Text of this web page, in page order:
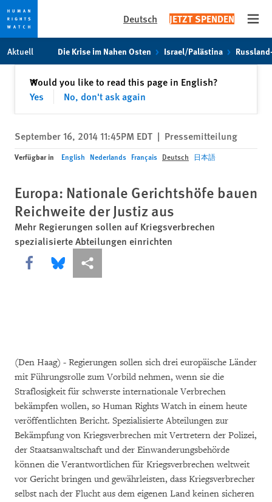
Skip
to
Skip
to
content
Deutsch JETZT SPENDEN
Aktuell Die Krise im Nahen Osten Israel/Palästina
Would you like to read this page in English?
Yes
No, don't ask again
✕Schließen
September 16, 2014 11:45PM EDT | Pressemitteilung
Verfügbar in English Nederlands Français Deutsch 日本語
Europa: Nationale Gerichtshöfe bauen
Reichweite der Justiz aus
Mehr Regierungen sollen auf Kriegsverbrechen
spezialisierte Abteilungen einrichten
Share this via Facebook
Share this via Bluesky
More sharing options
(Den Haag) - Regierungen sollen sich drei europäische Länder
mit Führungsrolle zum Vorbild nehmen, wenn sie die
Straflosigkeit für schwerste internationale Verbrechen
bekämpfen wollen, so Human Rights Watch in einem heute
veröffentlichten Bericht. Spezialisierte Abteilungen zur
Bekämpfung von Kriegsverbrechen mit Vertretern der Polizei,
der Staatsanwaltschaft und der Einwanderungsbehörde
können die Verantwortlichen für Kriegsverbrechen weltweit
vor Gericht bringen und gewährleisten, dass Kriegsverbrecher
selbst nach der Flucht aus dem eigenen Land keinen sicheren